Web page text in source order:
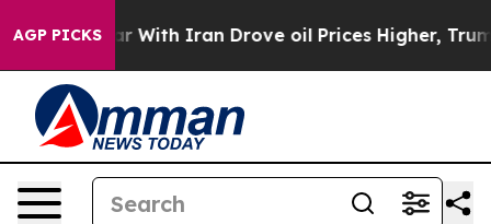
AGP PICKS
Iran Drove oil Prices Higher, Trump Gave